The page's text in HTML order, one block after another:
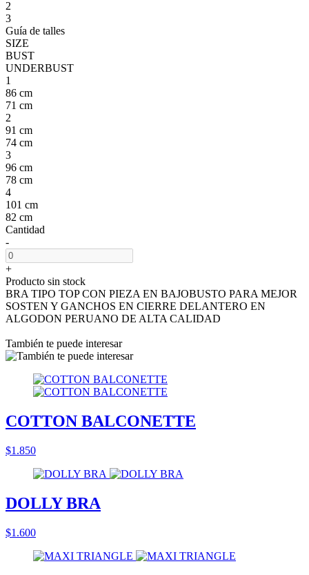
2
3
Guía de talles
SIZE
BUST
UNDERBUST
1
86 cm
71 cm
2
91 cm
74 cm
3
96 cm
78 cm
4
101 cm
82 cm
Cantidad
-
+
Producto sin stock
BRA TIPO TOP CON PIEZA EN BAJOBUSTO PARA MEJOR
SOSTEN Y GANCHOS EN CIERRE DELANTERO EN
ALGODON PERUANO DE ALTA CALIDAD
También te puede interesar
COTTON BALCONETTE
$1.850
DOLLY BRA
$1.600